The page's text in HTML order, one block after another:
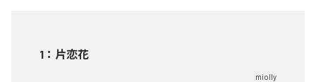
1 ： 片恋花
miolly